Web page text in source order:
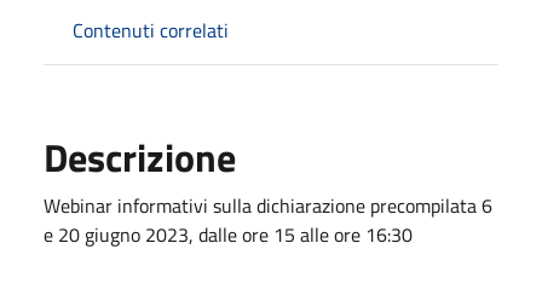
Contenuti correlati
Descrizione
Webinar informativi sulla dichiarazione precompilata 6
e 20 giugno 2023, dalle ore 15 alle ore 16:30